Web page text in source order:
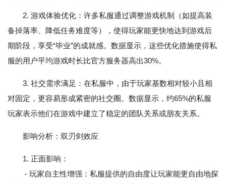
2. 游戏体验优化：许多私服通过调整游戏机制（如提高装
备掉落率、降低任务难度等），使得玩家能更快地达到游戏后
期阶段，享受“毕业”的成就感。数据显示，这些优化措施使得私
服的用户平均游戏时长比官方服务器高出30%。
3. 社交需求满足：在私服中，由于玩家基数相对较小且相
对固定，更容易形成紧密的社交圈。数据显示，约65%的私服
玩家表示他们在游戏中建立了稳定的团队关系或朋友关系。
影响分析：双刃剑效应
1. 正面影响：
- 玩家自主性增强：私服提供的自由度让玩家能更自由地探